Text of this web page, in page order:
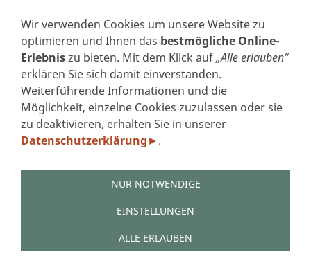
LINKS
Wir verwenden Cookies um unsere Website zu
optimieren und Ihnen das bestmögliche Online-
Erlebniszu bieten. Mit dem Klick auf„Alle erlauben“
erklären Sie sich damit einverstanden.
Weiterführende Informationen und die
Möglichkeit, einzelne Cookies zuzulassen oder sie
zu deaktivieren, erhalten Sie in unserer
Datenschutzerklärung ► .
NUR NOTWENDIGE
EINSTELLUNGEN
ALLE ERLAUBEN